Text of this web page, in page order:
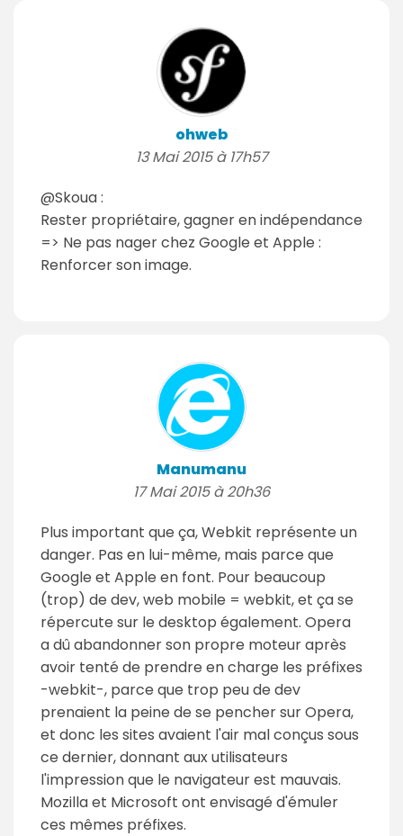
ohweb
13 Mai 2015 à 17h57
@Skoua :
Rester propriétaire, gagner en indépendance
=> Ne pas nager chez Google et Apple :
Renforcer son image.
Manumanu
17 Mai 2015 à 20h36
Plus important que ça, Webkit représente un
danger. Pas en lui-même, mais parce que
Google et Apple en font. Pour beaucoup
(trop) de dev, web mobile = webkit, et ça se
répercute sur le desktop également. Opera
a dû abandonner son propre moteur après
avoir tenté de prendre en charge les préfixes
-webkit-, parce que trop peu de dev
prenaient la peine de se pencher sur Opera,
et donc les sites avaient l'air mal conçus sous
ce dernier, donnant aux utilisateurs
l'impression que le navigateur est mauvais.
Mozilla et Microsoft ont envisagé d'émuler
ces mêmes préfixes.